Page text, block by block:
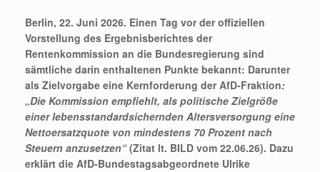
Berlin, 22. Juni 2026. Einen Tag vor der offiziellen
Vorstellung des Ergebnisberichtes der
Rentenkommission an die Bundesregierung sind
sämtliche darin enthaltenen Punkte bekannt: Darunter
als Zielvorgabe eine Kernforderung der AfD-Fraktion:
„Die Kommission empfiehlt, als politische Zielgröße
einer lebensstandardsichernden Altersversorgung eine
Nettoersatzquote von mindestens 70 Prozent nach
Steuern anzusetzen“(Zitat lt. BILD vom 22.06.26). Dazu
erklärt die AfD-Bundestagsabgeordnete Ulrike